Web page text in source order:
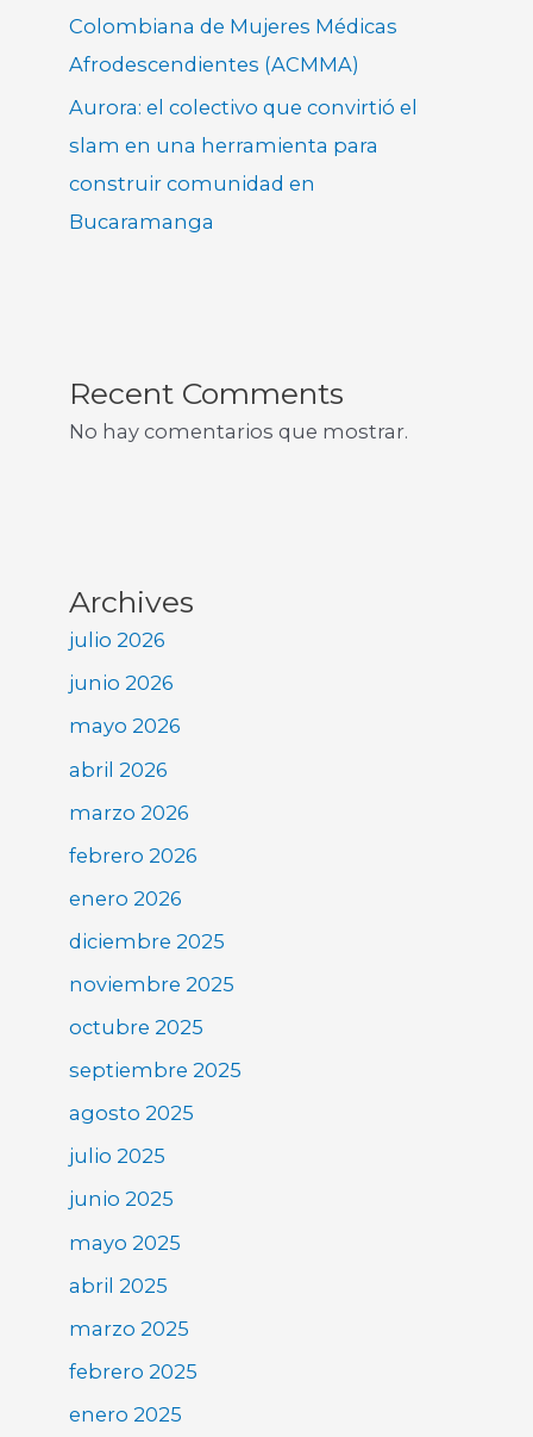
Colombiana de Mujeres Médicas
Afrodescendientes (ACMMA)
Aurora: el colectivo que convirtió el
slam en una herramienta para
construir comunidad en
Bucaramanga
Recent Comments
No hay comentarios que mostrar.
Archives
julio 2026
junio 2026
mayo 2026
abril 2026
marzo 2026
febrero 2026
enero 2026
diciembre 2025
noviembre 2025
octubre 2025
septiembre 2025
agosto 2025
julio 2025
junio 2025
mayo 2025
abril 2025
marzo 2025
febrero 2025
enero 2025